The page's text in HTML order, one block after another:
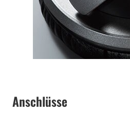
Anschlüsse